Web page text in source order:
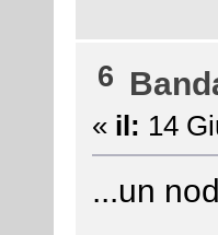
6
« il: 14
...un